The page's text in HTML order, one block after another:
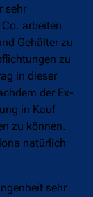
sehr
arbeiten
Gehälter zu
zu
in dieser
der Ex-
in Kauf
zu können.
natürlich
sehr